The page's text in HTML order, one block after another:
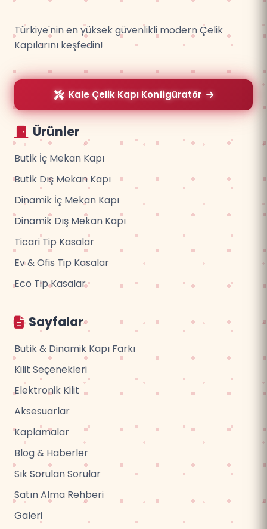
Türkiye'nin en yüksek güvenlikli modern Çelik
Kapılarını keşfedin!
Kale Çelik Kapı Konfigüratör
Ürünler
Butik İç Mekan Kapı
Butik Dış Mekan Kapı
Dinamik İç Mekan Kapı
Dinamik Dış Mekan Kapı
Ticari Tip Kasalar
Ev & Ofis Tip Kasalar
Eco Tip Kasalar
Sayfalar
Butik & Dinamik Kapı Farkı
Kilit Seçenekleri
Elektronik Kilit
Aksesuarlar
Kaplamalar
Blog & Haberler
Sık Sorulan Sorular
Satın Alma Rehberi
Galeri